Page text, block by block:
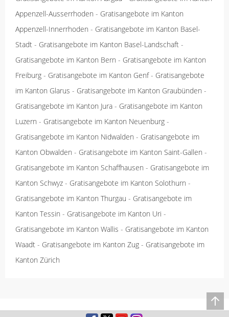
Appenzell-Ausserrhoden - Gratisangebote im Kanton
Appenzell-Innerrhoden - Gratisangebote im Kanton Basel-
Stadt - Gratisangebote im Kanton Basel-Landschaft -
Gratisangebote im Kanton Bern - Gratisangebote im Kanton
Freiburg - Gratisangebote im Kanton Genf- Gratisangebote
im Kanton Glarus - Gratisangebote im Kanton Graubünden -
Gratisangebote im Kanton Jura - Gratisangebote im Kanton
Luzern - Gratisangebote im Kanton Neuenburg -
Gratisangebote im Kanton Nidwalden - Gratisangebote im
Kanton Obwalden - Gratisangebote im Kanton Saint-Gallen -
Gratisangebote im Kanton Schaffhausen - Gratisangebote im
Kanton Schwyz - Gratisangebote im Kanton Solothurn -
Gratisangebote im Kanton Thurgau - Gratisangebote im
Kanton Tessin - Gratisangebote im Kanton Uri -
Gratisangebote im Kanton Wallis - Gratisangebote im Kanton
Waadt - Gratisangebote im Kanton Zug - Gratisangebote im
Kanton Zürich